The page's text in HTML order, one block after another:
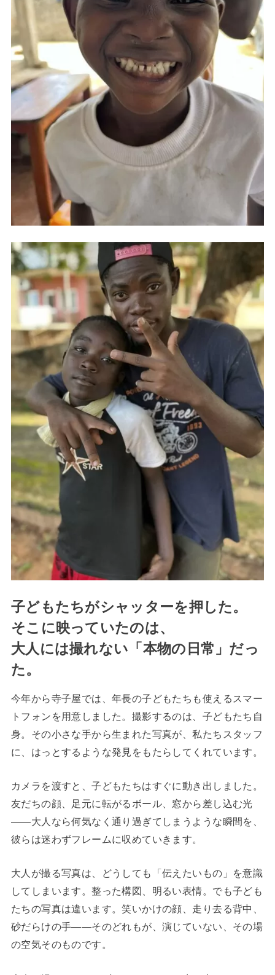
子どもたちがシャッターを押した。
そこに映っていたのは、
大人には撮れない「本物の日常」だっ
た。
今年から寺子屋では、年長の子どもたちも使えるスマー
トフォンを用意しました。撮影するのは、子どもたち自
身。その小さな手から生まれた写真が、私たちスタッフ
に、はっとするような発見をもたらしてくれています。
カメラを渡すと、子どもたちはすぐに動き出しました。
友だちの顔、足元に転がるボール、窓から差し込む光
——大人なら何気なく通り過ぎてしまうような瞬間を、
彼らは迷わずフレームに収めていきます。
大人が撮る写真は、どうしても「伝えたいもの」を意識
してしまいます。整った構図、明るい表情。でも子ども
たちの写真は違います。笑いかけの顔、走り去る背中、
砂だらけの手——そのどれもが、演じていない、その場
の空気そのものです。